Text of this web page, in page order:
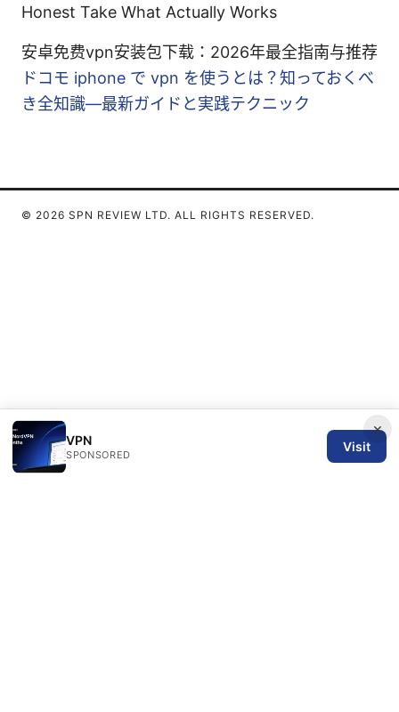
Honest Take What Actually Works
安卓免费vpn安装包下载：2026年最全指南与推荐
ドコモ iphone で vpn を使うとは？知っておくべ
き全知識—最新ガイドと実践テクニック
×
VPN
SPONSORED
Visit
© 2026 SPN REVIEW LTD. ALL RIGHTS RESERVED.